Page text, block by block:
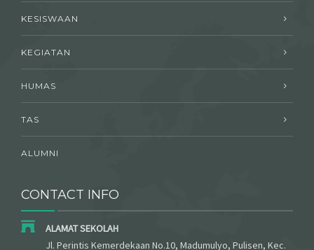
KESISWAAN
KEGIATAN
HUMAS
TAS
ALUMNI
CONTACT INFO
ALAMAT SEKOLAH
Jl. Perintis Kemerdekaan No.10, Madumulyo, Pulisen, Kec.